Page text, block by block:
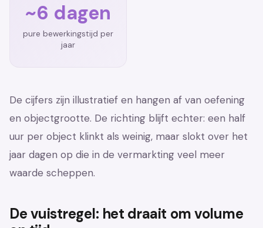
~6 dagen
pure bewerkingstijd per
jaar
De cijfers zijn illustratief en hangen af van oefening
en objectgrootte. De richting blijft echter: een half
uur per object klinkt als weinig, maar slokt over het
jaar dagen op die in de vermarkting veel meer
waarde scheppen.
De vuistregel: het draait om volume